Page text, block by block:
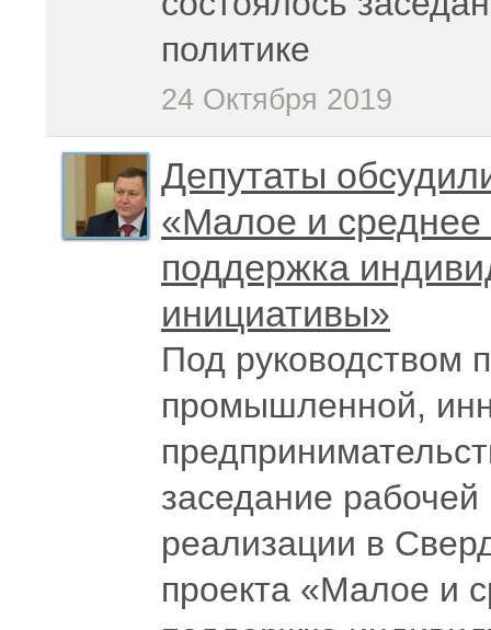
политике
24 Октября 2019
Депутаты
«Малое и среднее
поддержка
инициативы»
Под руководством
промышленной,
заседание
реализации в
проекта «Малое и